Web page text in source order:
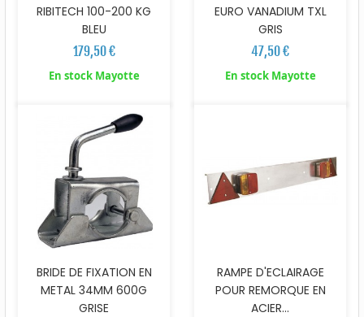
RIBITECH 100-200 KG
BLEU
179,50 €
En stock Mayotte
EURO VANADIUM TXL
GRIS
47,50 €
En stock Mayotte
BRIDE DE FIXATION EN
METAL 34MM 600G
GRISE
RAMPE D'ECLAIRAGE
POUR REMORQUE EN
ACIER...